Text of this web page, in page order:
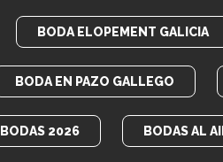
BODA ELOPEMENT GALICIA
BODA EN PAZO GALLEGO
BODAS 2026 BODAS AL